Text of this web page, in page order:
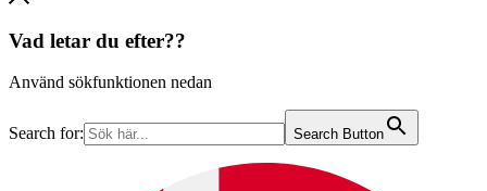
Vad letar du efter??
Använd sökfunktionen nedan
Search for: Search Button